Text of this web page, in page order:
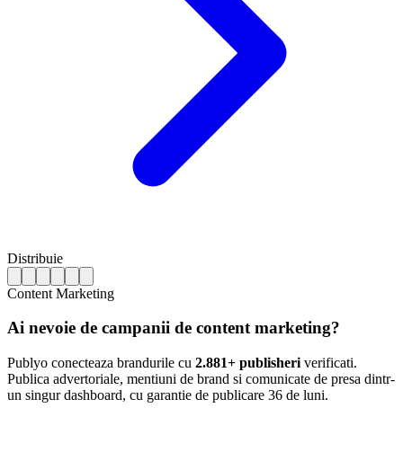
Distribuie
Content Marketing
Ai nevoie de campanii de content marketing?
Publyo conecteaza brandurile cu 2.881+ publisheri verificati.
Publica advertoriale, mentiuni de brand si comunicate de presa dintr-
un singur dashboard, cu garantie de publicare 36 de luni.